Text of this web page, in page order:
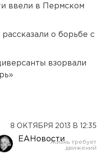
ввели в Пермском
о борьбе с
взорвали
8 ОКТЯБРЯ 2013 В 12:35
ЕАНовости